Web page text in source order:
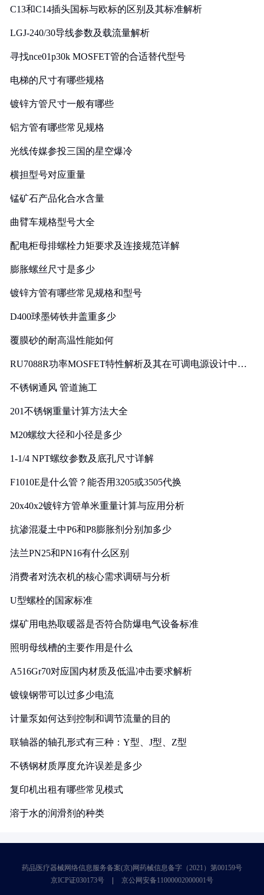
C13和C14插头国标与欧标的区别及其标准解析
LGJ-240/30导线参数及载流量解析
寻找nce01p30k MOSFET管的合适替代型号
电梯的尺寸有哪些规格
镀锌方管尺寸一般有哪些
铝方管有哪些常见规格
光线传媒参投三国的星空爆冷
横担型号对应重量
锰矿石产品化合水含量
曲臂车规格型号大全
配电柜母排螺栓力矩要求及连接规范详解
膨胀螺丝尺寸是多少
镀锌方管有哪些常见规格和型号
D400球墨铸铁井盖重多少
覆膜砂的耐高温性能如何
RU7088R功率MOSFET特性解析及其在可调电源设计中的
不锈钢通风 管道施工
201不锈钢重量计算方法大全
M20螺纹大径和小径是多少
1-1/4 NPT螺纹参数及底孔尺寸详解
F1010E是什么管？能否用3205或3505代换
20x40x2镀锌方管单米重量计算与应用分析
抗渗混凝土中P6和P8膨胀剂分别加多少
法兰PN25和PN16有什么区别
消费者对洗衣机的核心需求调研与分析
U型螺栓的国家标准
煤矿用电热取暖器是否符合防爆电气设备标准
照明母线槽的主要作用是什么
A516Gr70对应国内材质及低温冲击要求解析
镀镍钢带可以过多少电流
计量泵如何达到控制和调节流量的目的
联轴器的轴孔形式有三种：Y型、J型、Z型
不锈钢材质厚度允许误差是多少
复印机出租有哪些常见模式
溶于水的润滑剂的种类
药品医疗器械网络信息服务备案(京)网药械信息备字（2021）第00159号
京ICP证030173号
京公网安备11000002000001号